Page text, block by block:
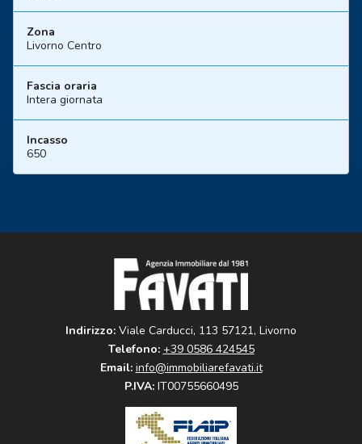
Zona
Livorno Centro
Fascia oraria
Intera giornata
Incasso
650
Indirizzo: Viale Carducci, 113 57121, Livorno
Telefono: +39 0586 424545
Email: info@immobiliarefavati.it
P.IVA:IT00755660495